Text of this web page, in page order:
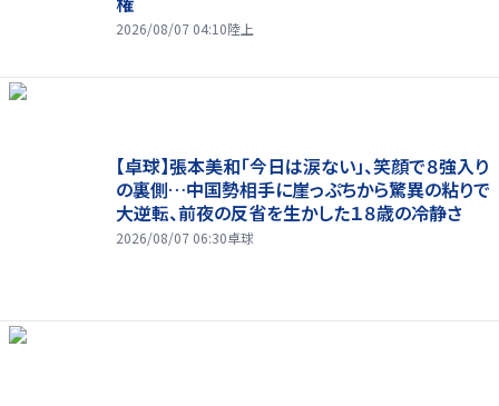
2026/08/07 04:10陸上
【卓球】張本美和「今日は涙ない」、笑顔で８強入り
の裏側…中国勢相手に崖っぷちから驚異の粘りで
大逆転、前夜の反省を生かした１８歳の冷静さ
2026/08/07 06:30卓球